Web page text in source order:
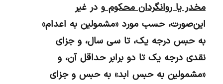
مخدر یا روانگردان محکومو در غیر
این‌صورت، حسب مورد «مشمولین به اعدام»
به حبس درجه یک، تا سی سال، و جزای
نقدی درجه یک تا دو برابر حداقل آن، و
«مشمولین به حبس ابد» به حبس و جزای